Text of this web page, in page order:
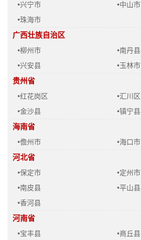
•兴宁市
•中山市
•珠海市
广西壮族自治区
•柳州市
•南丹县
•兴安县
•玉林市
贵州省
•红花岗区
•汇川区
•金沙县
•镇宁县
海南省
•儋州市 •海口市
河北省
•保定市
•定州市
•南皮县
•平山县
•香河县
河南省
•宝丰县
•商丘县